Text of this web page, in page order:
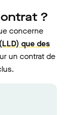
?
concerne
que des
un contrat de